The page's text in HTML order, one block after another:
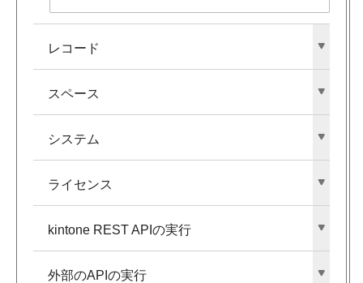
レコード
スペース
システム
ライセンス
kintone REST APIの​実行
外部の​APIの​実行